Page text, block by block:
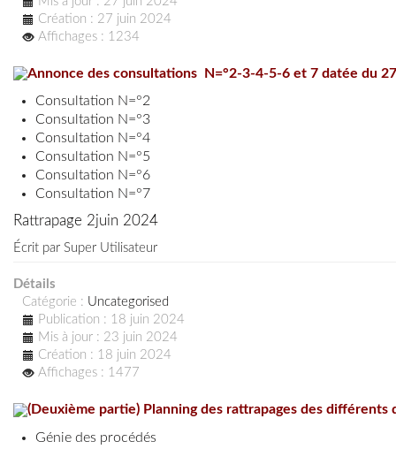
Création : 27 juin 2024
Affichages : 1234
Annonce des consultations N=°2-3-4-5-6 et 7 datée du
Consultation N=°2
Consultation N=°3
Consultation N=°4
Consultation N=°5
Consultation N=°6
Consultation N=°7
Rattrapage 2juin 2024
Écrit par Super Utilisateur
Détails
Catégorie : Uncategorised
Publication : 18 juin 2024
Mis à jour : 23 juin 2024
Création : 18 juin 2024
Affichages : 1477
(Deuxième partie) Planning des rattrapages des
Génie des procédés